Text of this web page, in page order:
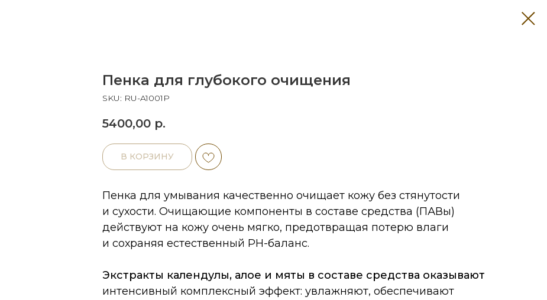
Пенка для глубокого очищения
SKU: RU-A1001P
5400,00 р.
В КОРЗИНУ
Пенка для умывания качественно очищает кожу без стянутости
и сухости. Очищающие компоненты в составе средства (ПАВы)
действуют на кожу очень мягко, предотвращая потерю влаги
и сохраняя естественный РН-баланс.
Экстракты календулы, алое и мяты в составе средства оказывают
интенсивный комплексный эффект: увлажняют, обеспечивают